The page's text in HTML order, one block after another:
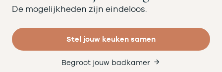
De mogelijkheden zijn eindeloos.
Stel jouw keuken samen
Begroot jouw badkamer